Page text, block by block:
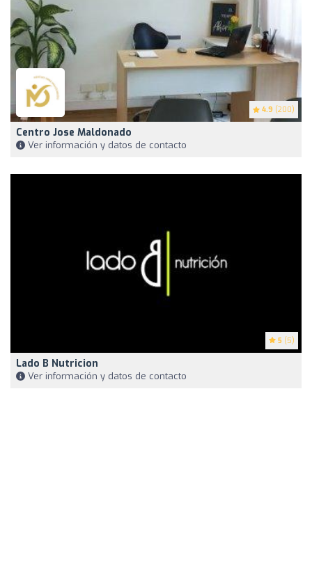
4.9 (200)
Centro Jose Maldonado
Ver información y datos de contacto
5 (5)
Lado B Nutricion
Ver información y datos de contacto